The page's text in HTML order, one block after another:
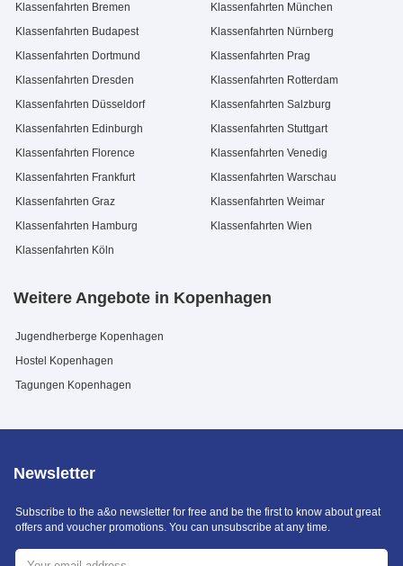
Klassenfahrten Bremen
Klassenfahrten Budapest
Klassenfahrten Dortmund
Klassenfahrten Dresden
Klassenfahrten Düsseldorf
Klassenfahrten Edinburgh
Klassenfahrten Florence
Klassenfahrten Frankfurt
Klassenfahrten Graz
Klassenfahrten Hamburg
Klassenfahrten Köln
Klassenfahrten München
Klassenfahrten Nürnberg
Klassenfahrten Prag
Klassenfahrten Rotterdam
Klassenfahrten Salzburg
Klassenfahrten Stuttgart
Klassenfahrten Venedig
Klassenfahrten Warschau
Klassenfahrten Weimar
Klassenfahrten Wien
Weitere Angebote in Kopenhagen
Jugendherberge Kopenhagen
Hostel Kopenhagen
Tagungen Kopenhagen
Newsletter
Subscribe to the a&o newsletter for free and be the first to know about great
offers and voucher promotions. You can unsubscribe at any time.